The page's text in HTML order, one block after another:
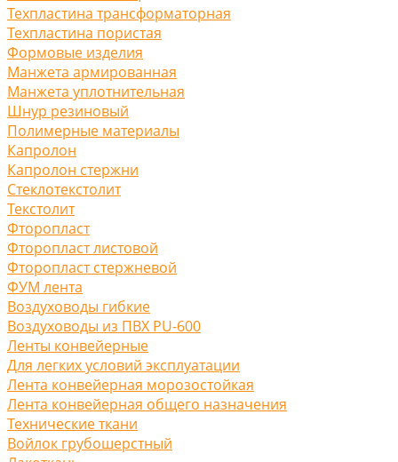
Техпластина трансформаторная
Техпластина пористая
Формовые изделия
Манжета армированная
Манжета уплотнительная
Шнур резиновый
Полимерные материалы
Капролон
Капролон стержни
Стеклотекстолит
Текстолит
Фторопласт
Фторопласт листовой
Фторопласт стержневой
ФУМ лента
Воздуховоды гибкие
Воздуховоды из ПВХ PU-600
Ленты конвейерные
Для легких условий эксплуатации
Лента конвейерная морозостойкая
Лента конвейерная общего назначения
Технические ткани
Войлок грубошерстный